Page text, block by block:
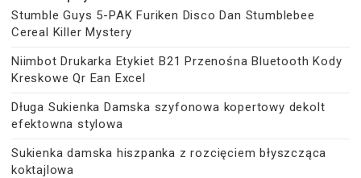
Stumble Guys 5-PAK Furiken Disco Dan Stumblebee
Cereal Killer Mystery
Niimbot Drukarka Etykiet B21 Przenośna Bluetooth Kody
Kreskowe Qr Ean Excel
Długa Sukienka Damska szyfonowa kopertowy dekolt
efektowna stylowa
Sukienka damska hiszpanka z rozcięciem błyszcząca
koktajlowa